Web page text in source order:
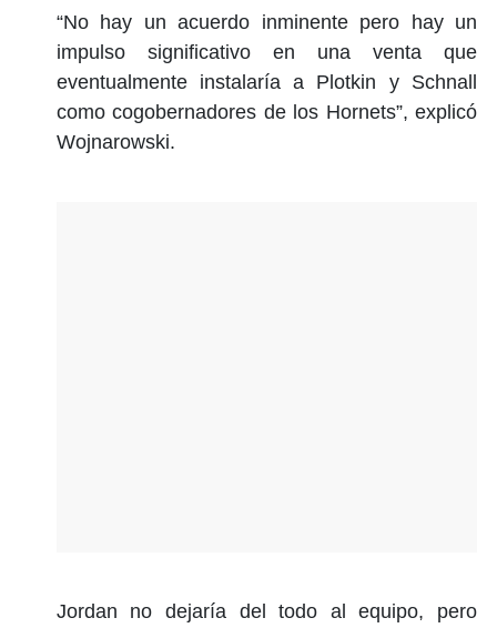
“No hay un acuerdo inminente pero hay un
impulso significativo en una venta que
eventualmente instalaría a Plotkin y Schnall
como cogobernadores de los Hornets”, explicó
Wojnarowski.
Jordan no dejaría del todo al equipo, pero